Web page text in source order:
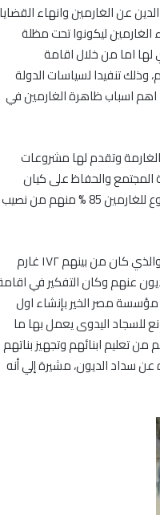
عن الغارمين وانهاء القضايا
ليكونوا تحت مظلة
لها اما من خلال اقامة
تنفيدا لسياسات الدولة
اهم اسباب ظاهرة الغارمين في
وتقدم لها مشروعات
المجتمع والحفاظ على كيان
الاسرة خاصة الفئات الاولي بالرعاية، موضحة أن المؤسسة قدمت ما يزيد عن 3000 مشروع للغارمين 85 % منهم من نصيب
وأشارت سهير عوض الى أن المؤسسة ذهبت لقرية ابيس قبل 7 سنوات لمساعدة اهلها والذي كان من بينهم ١٧٢ غارم
عنهم وكان التفكير في
مصر الخير بإنشاء اول
للسجاد اليدوى يعمل بها ما
من تعليم ابنائهم وتجهيز بناتهم
عن سداد الديون، مشيرة إلي أنه